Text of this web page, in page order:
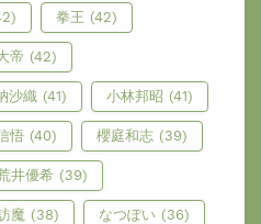
拳王 (42)
帝 (42)
沙織 (41) 小林邦昭 (41)
悟 (40) 櫻庭和志 (39)
井優希 (39)
魔 (38) なつぽい (36)